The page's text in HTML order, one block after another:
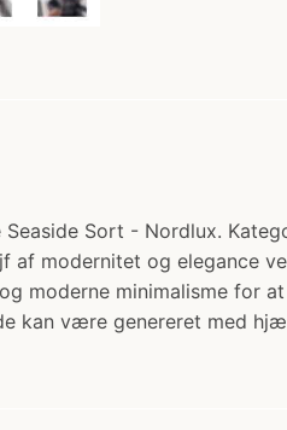
Sort - Nordlux.
af modernitet og elegance
moderne minimalisme for
kan være genereret med